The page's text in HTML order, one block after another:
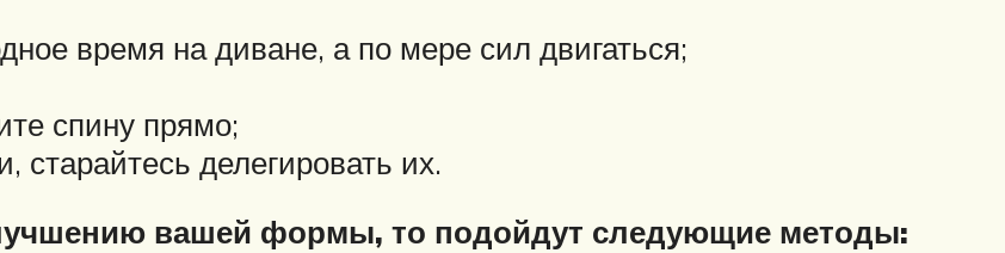
время на диване, а по мере сил двигаться;
спину прямо;
делегировать их.
вашей формы, то подойдут следующие методы: